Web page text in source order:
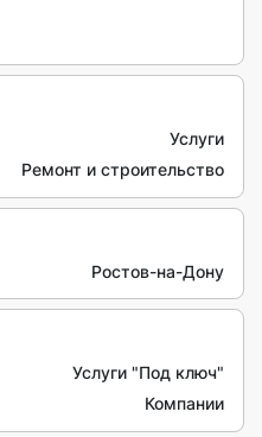
Услуги
Ремонт и строительство
Ростов-на-Дону
Услуги "Под ключ"
Компании